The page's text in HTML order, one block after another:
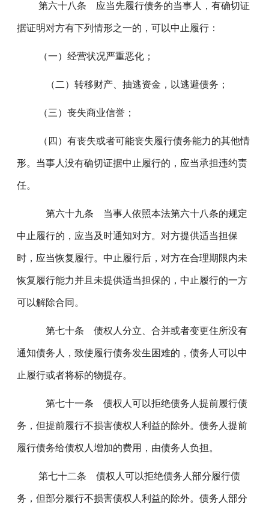
第六十八条 应当先履行债务的当事人，有确切证
据证明对方有下列情形之一的，可以中止履行：
（一）经营状况严重恶化；
（二）转移财产、抽逃资金，以逃避债务；
（三）丧失商业信誉；
（四）有丧失或者可能丧失履行债务能力的其他情
形。当事人没有确切证据中止履行的，应当承担违约责
任。
第六十九条 当事人依照本法第六十八条的规定
中止履行的，应当及时通知对方。对方提供适当担保
时，应当恢复履行。中止履行后，对方在合理期限内未
恢复履行能力并且未提供适当担保的，中止履行的一方
可以解除合同。
第七十条 债权人分立、合并或者变更住所没有
通知债务人，致使履行债务发生困难的，债务人可以中
止履行或者将标的物提存。
第七十一条 债权人可以拒绝债务人提前履行债
务，但提前履行不损害债权人利益的除外。债务人提前
履行债务给债权人增加的费用，由债务人负担。
第七十二条 债权人可以拒绝债务人部分履行债
务，但部分履行不损害债权人利益的除外。债务人部分